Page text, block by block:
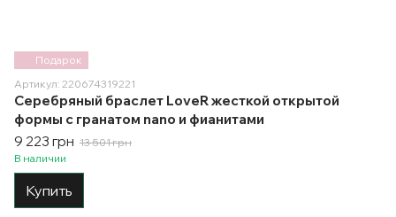
Подарок
Артикул: 220674319221
Серебряный браслет LoveR жесткой открытой
формы с гранатом nano и фианитами
9 223 грн 13 501 грн
В наличии
Купить